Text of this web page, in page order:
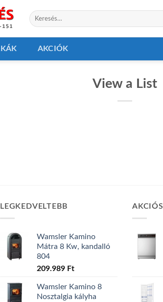
Keresés
a
AKCIÓK
View a List
LEGKEDVELTEBB
Wamsler Kamino
Mátra 8 Kw, kandalló
804
209.989 Ft
Wamsler Kamino 8
Nosztalgia kályha
AKCIÓS